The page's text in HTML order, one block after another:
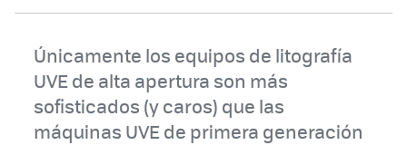
Únicamente los equipos de litografía
UVE de alta apertura son más
sofisticados (y caros) que las
máquinas UVE de primera generación